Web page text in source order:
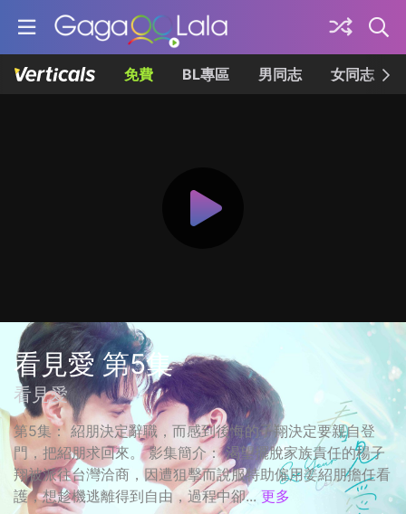
免費 BL專區 男同志 女同志
看見愛 第5集
看見愛
第5集： 紹朋決定辭職，而感到後悔的子翔決定要親自登
門，把紹朋求回來。 影集簡介： 渴望擺脫家族責任的楊子
翔被派往台灣洽商，因遭狙擊而說服特助僱用姜紹朋擔任看
護，想趁機逃離得到自由，過程中卻... 更多